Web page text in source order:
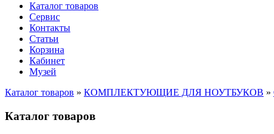
Каталог товаров
Сервис
Контакты
Статьи
Корзина
Кабинет
Музей
Каталог товаров » КОМПЛЕКТУЮЩИЕ ДЛЯ НОУТБУКОВ »
Каталог товаров